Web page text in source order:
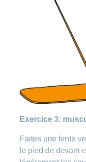
Exercice 3:
Faites une fente
le pied de devant